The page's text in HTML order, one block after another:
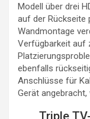
Modell über drei
auf der Rückseite
Wandmontage
Verfügbarkeit auf
ebenfalls
Anschlüsse für
Gerät
Triple